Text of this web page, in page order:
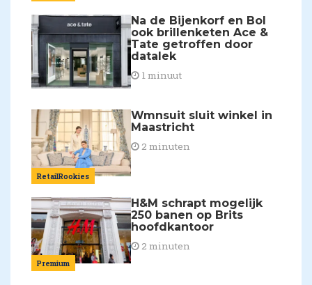
Na de Bijenkorf en Bol
ook brillenketen Ace &
Tate getroffen door
datalek
1 minuut
RetailRookies
Wmnsuit sluit winkel in
Maastricht
2 minuten
Premium
H&M schrapt mogelijk
250 banen op Brits
hoofdkantoor
2 minuten